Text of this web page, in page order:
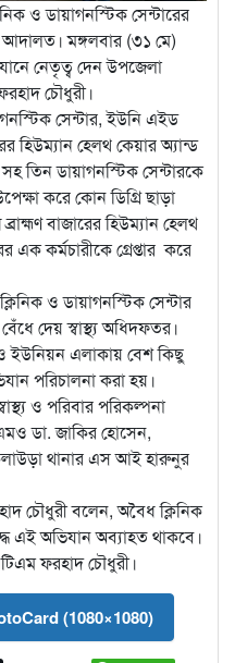
ও ডায়াগনস্টিক সেন্টারের
আদালত। মঙ্গলবার (৩১ মে)
নেতৃত্ব দেন উপজেলা
চৌধুরী।
সেন্টার, ইউনি এইড
হিউম্যান হেলথ কেয়ার অ্যান্ড
তিন ডায়াগনস্টিক সেন্টারকে
করে কোন ডিগ্রি ছাড়া
বাজারের হিউম্যান হেলথ
এক কর্মচারীকে গ্রেপ্তার করে
ও ডায়াগনস্টিক সেন্টার
দেয় স্বাস্থ্য অধিদফতর।
এলাকায় বেশ কিছু
পরিচালনা করা হয়।
ও পরিবার পরিকল্পনা
ডা. জাকির হোসেন,
কুলাউড়া থানার এস আই হারুনুর
চৌধুরী বলেন, অবৈধ ক্লিনিক
এই অভিযান অব্যাহত থাকবে।
ফরহাদ চৌধুরী।
(1080×1080)